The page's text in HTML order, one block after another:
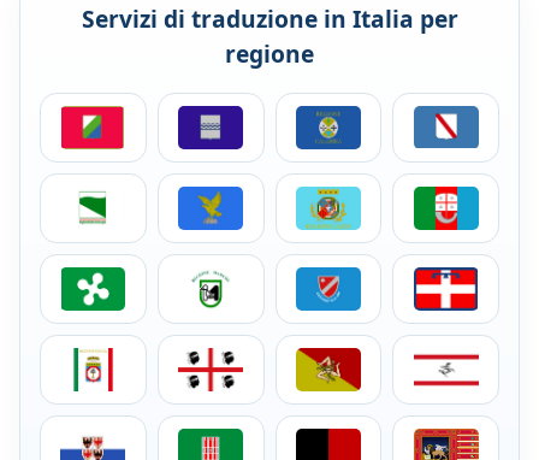
Servizi di traduzione in Italia per
regione
Servizi di traduzione per aziende in Abruzzo
Servizi di traduzione per aziende in
Servizi di traduzione per
Servizi di
Servizi di traduzione per aziende in Emilia-Romagna
Servizi di traduzione per aziende in
Servizi di traduzione per
Servizi di
Servizi di traduzione per aziende in Lombardia
Servizi di traduzione per aziende nelle
Servizi di traduzione per
Servizi di
Servizi di traduzione per aziende in Puglia
Servizi di traduzione per aziende in
Servizi di traduzione per
Servizi di
Servizi di traduzione per aziende in Trentino-Alto
Servizi di traduzione per aziende in
Servizi di traduzione per
Servizi di